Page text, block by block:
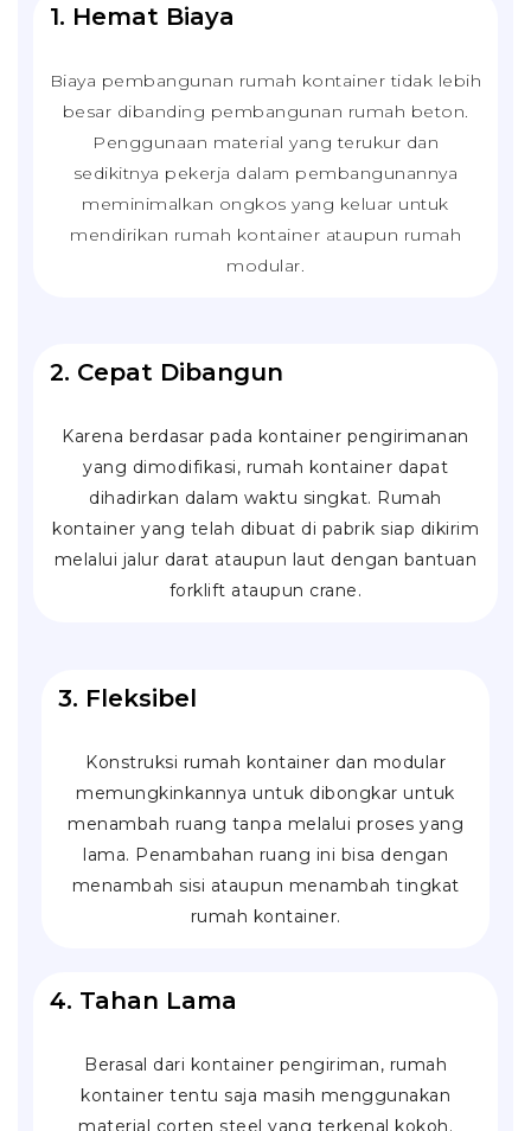
1. Hemat Biaya
Biaya pembangunan rumah kontainer tidak lebih
besar dibanding pembangunan rumah beton.
Penggunaan material yang terukur dan
sedikitnya pekerja dalam pembangunannya
meminimalkan ongkos yang keluar untuk
mendirikan rumah kontainer ataupun rumah
modular.
2. Cepat Dibangun
Karena berdasar pada kontainer pengirimanan
yang dimodifikasi, rumah kontainer dapat
dihadirkan dalam waktu singkat. Rumah
kontainer yang telah dibuat di pabrik siap dikirim
melalui jalur darat ataupun laut dengan bantuan
forklift ataupun crane.
3. Fleksibel
Konstruksi rumah kontainer dan modular
memungkinkannya untuk dibongkar untuk
menambah ruang tanpa melalui proses yang
lama. Penambahan ruang ini bisa dengan
menambah sisi ataupun menambah tingkat
rumah kontainer.
4. Tahan Lama
Berasal dari kontainer pengiriman, rumah
kontainer tentu saja masih menggunakan
material corten steel yang terkenal kokoh.